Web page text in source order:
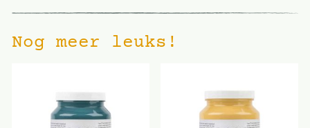
Nog meer leuks!